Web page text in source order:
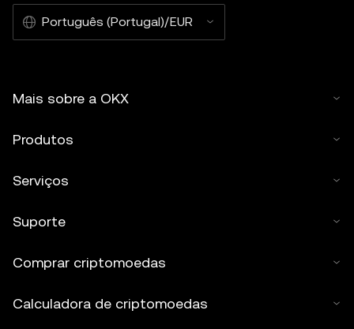
Português (Portugal)/EUR
Mais sobre a OKX
Produtos
Serviços
Suporte
Comprar criptomoedas
Calculadora de criptomoedas